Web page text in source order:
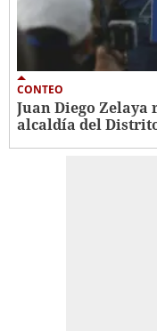
CONTEO
Juan Diego Zelaya
alcaldía del